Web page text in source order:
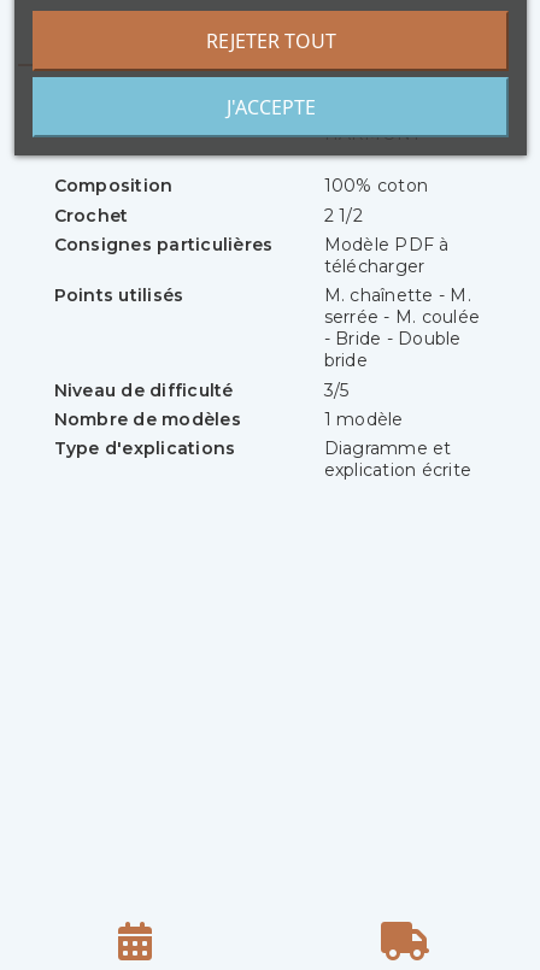
Détails du produit
HARMONY
Composition
100% coton
Crochet
2 1/2
Consignes particulières
Modèle PDF à
télécharger
Points utilisés
M. chaînette - M.
serrée - M. coulée
- Bride - Double
bride
Niveau de difficulté
3/5
Nombre de modèles
1 modèle
Type d'explications
Diagramme et
explication écrite
REJETER TOUT
J'ACCEPTE